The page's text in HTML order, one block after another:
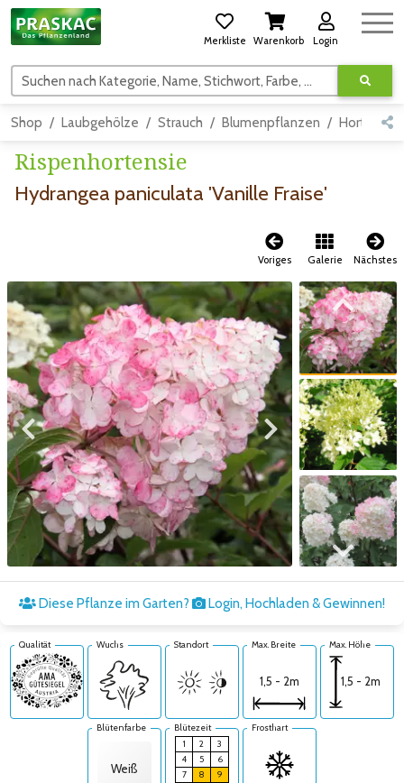
Merkliste Warenkorb Login
Suchen nach Kategorie, Name, Stichwort, Farbe, usw.
Shop Laubgehölze Strauch Blumenpflanzen Hortensien
Rispenhortensie
Hydrangea paniculata 'Vanille Fraise'
Voriges Galerie Nächstes
Zum vorigen Bild Zum nächsten Bild
Zum vorigen Bild
Zum nächsten Bild
Diese Pflanze im Garten? Login, Hochladen & Gewinnen!
Qualität Wuchs Standort Max. Breite
1,5 - 2m
Max. Höhe
1,5 - 2m
Blütenfarbe
Weiß
Blütezeit
1
2
3
4
5
6
7
8
9
Frosthart